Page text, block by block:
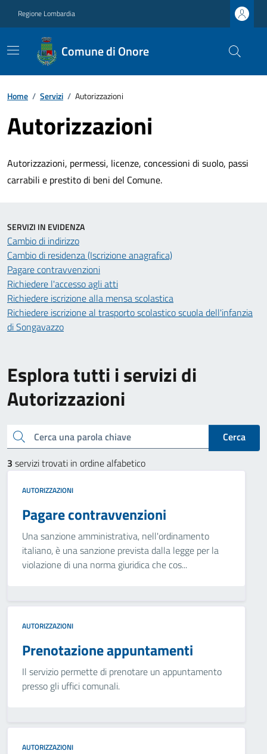
Regione Lombardia
Comune di Onore
Home / Servizi / Autorizzazioni
Autorizzazioni
Autorizzazioni, permessi, licenze, concessioni di suolo, passi
carrabili e prestito di beni del Comune.
Esplora tutti i servizi di
Autorizzazioni
Cerca una parola chiave
Cerca
3 servizi trovati in ordine alfabetico
AUTORIZZAZIONI
Pagare contravvenzioni
Una sanzione amministrativa, nell'ordinamento
italiano, è una sanzione prevista dalla legge per la
violazione di una norma giuridica che cos...
AUTORIZZAZIONI
Prenotazione appuntamenti
Il servizio permette di prenotare un appuntamento
presso gli uffici comunali.
AUTORIZZAZIONI
SERVIZI IN EVIDENZA
Cambio di indirizzo
Cambio di residenza (Iscrizione anagrafica)
Pagare contravvenzioni
Richiedere l'accesso agli atti
Richiedere iscrizione alla mensa scolastica
Richiedere iscrizione al trasporto scolastico scuola dell'infanzia
di Songavazzo